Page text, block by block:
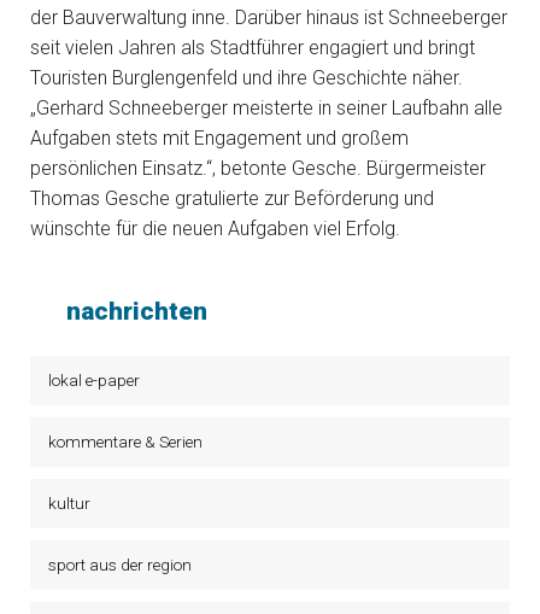
der Bauverwaltung inne. Darüber hinaus ist Schneeberger
seit vielen Jahren als Stadtführer engagiert und bringt
Touristen Burglengenfeld und ihre Geschichte näher.
„Gerhard Schneeberger meisterte in seiner Laufbahn alle
Aufgaben stets mit Engagement und großem
persönlichen Einsatz.“, betonte Gesche. Bürgermeister
Thomas Gesche gratulierte zur Beförderung und
wünschte für die neuen Aufgaben viel Erfolg.
nachrichten
lokal e-paper
kommentare & Serien
kultur
sport aus der region